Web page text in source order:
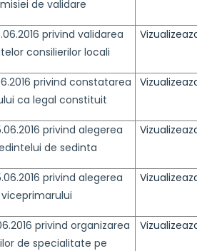
de validare
privind validarea
consilierilor locali
privind constatarea
ca legal constituit
privind alegerea
de sedinta
privind alegerea
viceprimarului
privind organizarea
de specialitate pe